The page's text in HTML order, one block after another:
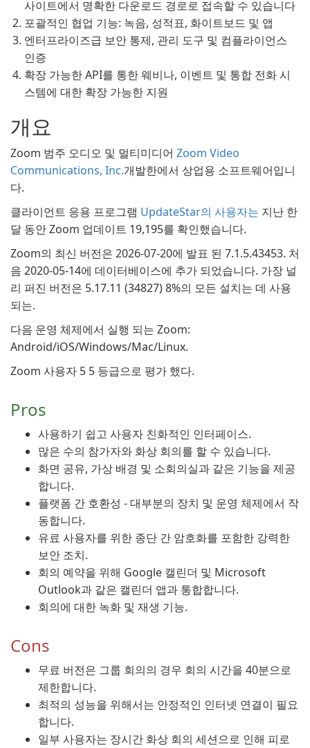
사이트에서 명확한 다운로드 경로로 접속할 수 있습니다
포괄적인 협업 기능: 녹음, 성적표, 화이트보드 및 앱
엔터프라이즈급 보안 통제, 관리 도구 및 컴플라이언스
인증
확장 가능한 API를 통한 웨비나, 이벤트 및 통합 전화 시
스템에 대한 확장 가능한 지원
개요
Zoom 범주 오디오 및 멀티미디어 Zoom Video
Communications, Inc.개발한에서 상업용 소프트웨어입니
다.
클라이언트 응용 프로그램 UpdateStar의 사용자는 지난 한
달 동안 Zoom 업데이트 19,195를 확인했습니다.
Zoom의 최신 버전은 2026-07-20에 발표 된 7.1.5.43453. 처
음 2020-05-14에 데이터베이스에 추가 되었습니다. 가장 널
리 퍼진 버전은 5.17.11 (34827) 8%의 모든 설치는 데 사용
되는.
다음 운영 체제에서 실행 되는 Zoom:
Android/iOS/Windows/Mac/Linux.
Zoom 사용자 5 5 등급으로 평가 했다.
Pros
사용하기 쉽고 사용자 친화적인 인터페이스.
많은 수의 참가자와 화상 회의를 할 수 있습니다.
화면 공유, 가상 배경 및 소회의실과 같은 기능을 제공
합니다.
플랫폼 간 호환성 - 대부분의 장치 및 운영 체제에서 작
동합니다.
유료 사용자를 위한 종단 간 암호화를 포함한 강력한
보안 조치.
회의 예약을 위해 Google 캘린더 및 Microsoft
Outlook과 같은 캘린더 앱과 통합합니다.
회의에 대한 녹화 및 재생 기능.
Cons
무료 버전은 그룹 회의의 경우 회의 시간을 40분으로
제한합니다.
최적의 성능을 위해서는 안정적인 인터넷 연결이 필요
합니다.
일부 사용자는 장시간 화상 회의 세션으로 인해 피로